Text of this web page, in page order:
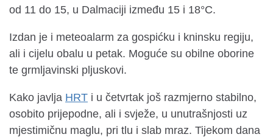
od 11 do 15, u Dalmaciji između 15 i 18°C.
Izdan je i meteoalarm za gospićku i kninsku regiju,
ali i cijelu obalu u petak. Moguće su obilne oborine
te grmljavinski pljuskovi.
Kako javlja HRT i u četvrtak još razmjerno stabilno,
osobito prijepodne, ali i svježe, u unutrašnjosti uz
mjestimičnu maglu, pri tlu i slab mraz. Tijekom dana